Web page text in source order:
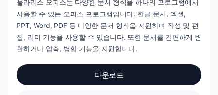
폴라리스 오피스는 다양한 문서 형식을 하나의 프로그램에서
사용할 수 있는 오피스 프로그램입니다. 한글 문서, 엑셀,
PPT, Word, PDF 등 다양한 문서 형식을 지원하며 작성 및 편
집, 리더 기능을 사용할 수 있습니다. 또한 문서를 간편하게 변
환하거나 압축, 병합 기능을 지원합니다.
다운로드